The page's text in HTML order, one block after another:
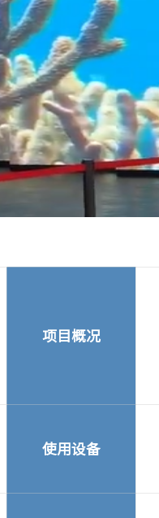
Next
项目概况
使用设备